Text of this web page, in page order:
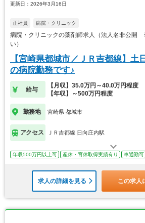
更新日：2026年3月16日
正社員 病院・クリニック
病院・クリニックの薬剤師求人（法人名非公開
い）
【宮崎県都城市／ＪＲ吉都線】土
の病院勤務です♪
給与
【月収】35.0万円～40.0万円程度
【年収】～500万円程度
勤務地 宮崎県 都城市
アクセス ＪＲ吉都線 日向庄内駅
年収500万円以上可 産休・育休取得実績有り 車通勤可
求人の詳細を見る この求人